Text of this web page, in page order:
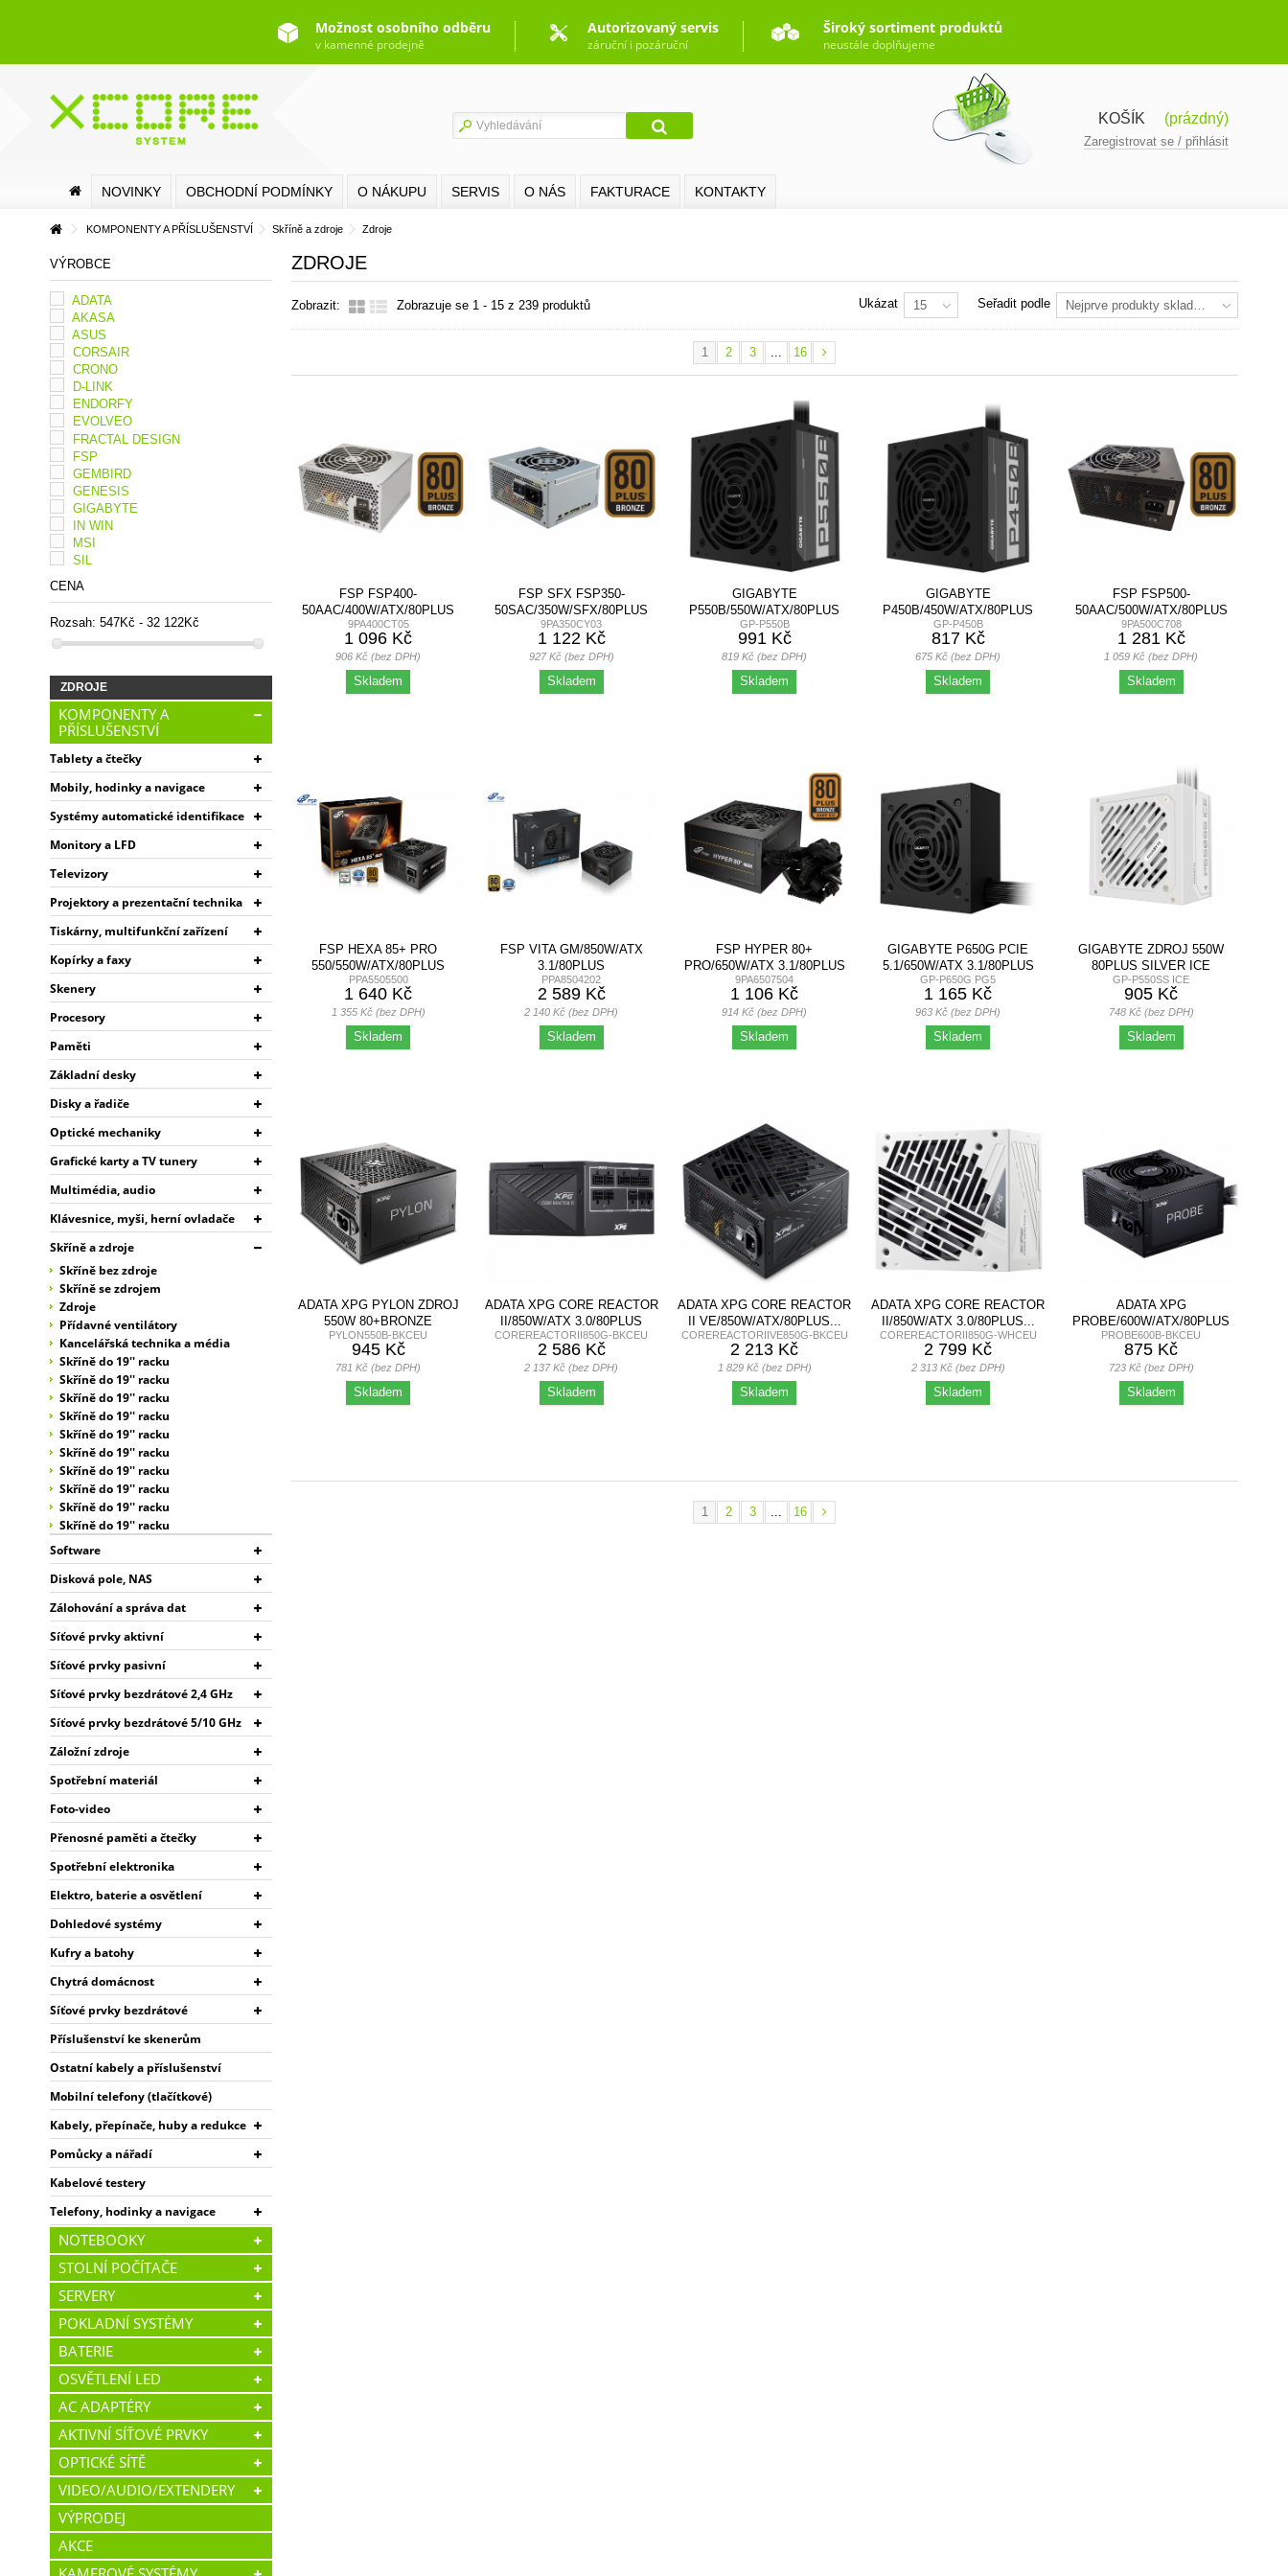
Možnost osobního odběru
v kamenné prodejně
Autorizovaný servis
záruční i pozáruční
Široký sortiment produktů
neustále doplňujeme
KOŠÍK (prázdný)
Zaregistrovat se / přihlásit
NOVINKY OBCHODNÍ PODMÍNKY O NÁKUPU SERVIS O NÁS FAKTURACE KONTAKTY
KOMPONENTY A PŘÍSLUŠENSTVÍ Skříně a zdroje Zdroje
ZDROJE
Zobrazit: Zobrazuje se 1 - 15 z 239 produktů Seřadit podle Nejprve produkty skladem
Ukázat 15
1 2 3 ... 16
FSP FSP400-
50AAC/400W/ATX/80PLUS
BRONZE/BULK
9PA400CT05
1 096 Kč
906 Kč (bez DPH)
Skladem
FSP SFX FSP350-
50SAC/350W/SFX/80PLUS
BRONZE/BULK
9PA350CY03
1 122 Kč
927 Kč (bez DPH)
Skladem
GIGABYTE
P550B/550W/ATX/80PLUS
BRONZE/RETAIL
GP-P550B
991 Kč
819 Kč (bez DPH)
Skladem
GIGABYTE
P450B/450W/ATX/80PLUS
BRONZE/RETAIL
GP-P450B
817 Kč
675 Kč (bez DPH)
Skladem
FSP FSP500-
50AAC/500W/ATX/80PLUS
BRONZE/BULK
9PA500C708
1 281 Kč
1 059 Kč (bez DPH)
Skladem
FSP HEXA 85+ PRO
550/550W/ATX/80PLUS
BRONZE/RETAIL
PPA5505500
1 640 Kč
1 355 Kč (bez DPH)
Skladem
FSP VITA GM/850W/ATX
3.1/80PLUS
GOLD/MODULAR/RETAIL
PPA8504202
2 589 Kč
2 140 Kč (bez DPH)
Skladem
FSP HYPER 80+
PRO/650W/ATX 3.1/80PLUS
BRONZE 230V/BULK
9PA6507504
1 106 Kč
914 Kč (bez DPH)
Skladem
GIGABYTE P650G PCIE
5.1/650W/ATX 3.1/80PLUS
GOLD
GP-P650G PG5
1 165 Kč
963 Kč (bez DPH)
Skladem
GIGABYTE ZDROJ 550W
80PLUS SILVER ICE
GP-P550SS ICE
905 Kč
748 Kč (bez DPH)
Skladem
ADATA XPG PYLON ZDROJ
550W 80+BRONZE
PYLON550B-BKCEU
945 Kč
781 Kč (bez DPH)
Skladem
ADATA XPG CORE REACTOR
II/850W/ATX 3.0/80PLUS
GOLD/MODULAR
COREREACTORII850G-BKCEU
2 586 Kč
2 137 Kč (bez DPH)
Skladem
ADATA XPG CORE REACTOR
II VE/850W/ATX/80PLUS...
COREREACTORIIVE850G-BKCEU
2 213 Kč
1 829 Kč (bez DPH)
Skladem
ADATA XPG CORE REACTOR
II/850W/ATX 3.0/80PLUS...
COREREACTORII850G-WHCEU
2 799 Kč
2 313 Kč (bez DPH)
Skladem
ADATA XPG
PROBE/600W/ATX/80PLUS
BRONZE
PROBE600B-BKCEU
875 Kč
723 Kč (bez DPH)
Skladem
1 2 3 ... 16
VÝROBCE
ADATA
AKASA
ASUS
CORSAIR
CRONO
D-LINK
ENDORFY
EVOLVEO
FRACTAL DESIGN
FSP
GEMBIRD
GENESIS
GIGABYTE
IN WIN
MSI
SIL
CENA
Rozsah: 547Kč - 32 122Kč
ZDROJE
KOMPONENTY A
PŘÍSLUŠENSTVÍ
Tablety a čtečky
Mobily, hodinky a navigace
Systémy automatické identifikace
Monitory a LFD
Televizory
Projektory a prezentační technika
Tiskárny, multifunkční zařízení
Kopírky a faxy
Skenery
Procesory
Paměti
Základní desky
Disky a řadiče
Optické mechaniky
Grafické karty a TV tunery
Multimédia, audio
Klávesnice, myši, herní ovladače
Skříně a zdroje
Skříně bez zdroje
Skříně se zdrojem
Zdroje
Přídavné ventilátory
Kancelářská technika a média
Skříně do 19'' racku
Skříně do 19'' racku
Skříně do 19'' racku
Skříně do 19'' racku
Skříně do 19'' racku
Skříně do 19'' racku
Skříně do 19'' racku
Skříně do 19'' racku
Skříně do 19'' racku
Skříně do 19'' racku
Software
Disková pole, NAS
Zálohování a správa dat
Síťové prvky aktivní
Síťové prvky pasivní
Síťové prvky bezdrátové 2,4 GHz
Síťové prvky bezdrátové 5/10 GHz
Záložní zdroje
Spotřební materiál
Foto-video
Přenosné paměti a čtečky
Spotřební elektronika
Elektro, baterie a osvětlení
Dohledové systémy
Kufry a batohy
Chytrá domácnost
Síťové prvky bezdrátové
Příslušenství ke skenerům
Ostatní kabely a příslušenství
Mobilní telefony (tlačítkové)
Kabely, přepínače, huby a redukce
Pomůcky a nářadí
Kabelové testery
Telefony, hodinky a navigace
NOTEBOOKY
STOLNÍ POČÍTAČE
SERVERY
POKLADNÍ SYSTÉMY
BATERIE
OSVĚTLENÍ LED
AC ADAPTÉRY
AKTIVNÍ SÍŤOVÉ PRVKY
OPTICKÉ SÍTĚ
VIDEO/AUDIO/EXTENDERY
VÝPRODEJ
AKCE